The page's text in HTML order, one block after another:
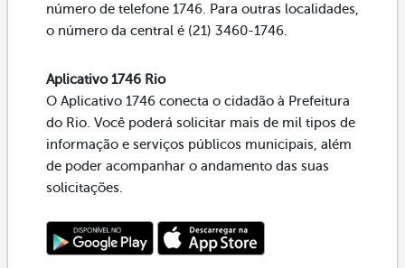
número de telefone 1746. Para outras localidades,
o número da central é (21) 3460-1746.
Aplicativo 1746 Rio
O Aplicativo 1746 conecta o cidadão à Prefeitura
do Rio. Você poderá solicitar mais de mil tipos de
informação e serviços públicos municipais, além
de poder acompanhar o andamento das suas
solicitações.